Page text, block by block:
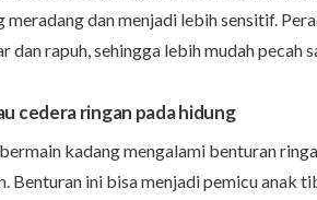
meradang dan menjadi lebih sensitif.
dan rapuh, sehingga lebih mudah pecah
cedera ringan pada hidung
kadang mengalami benturan
Benturan ini bisa menjadi pemicu anak